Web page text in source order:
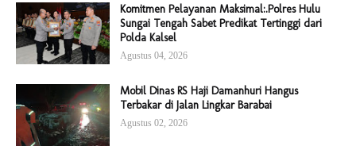
Komitmen Pelayanan Maksimal:.Polres Hulu
Sungai Tengah Sabet Predikat Tertinggi dari
Polda Kalsel
Agustus 04, 2026
Mobil Dinas RS Haji Damanhuri Hangus
Terbakar di Jalan Lingkar Barabai
Agustus 02, 2026